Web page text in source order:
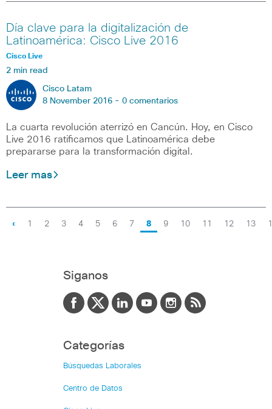
Día clave para la digitalización de
Latinoamérica: Cisco Live 2016
Cisco Live
2 min read
Cisco Latam
8 November 2016 - 0 comentarios
La cuarta revolución aterrizó en Cancún. Hoy, en Cisco
Live 2016 ratificamos que Latinoamérica debe
prepararse para la transformación digital.
Leer mas
‹ 1 2 3 4 5 6 7 8 9 10 11 12 13
Siganos
Categorías
Búsquedas Laborales
Centro de Datos